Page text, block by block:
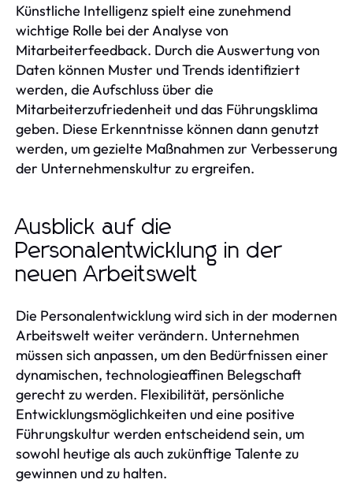
Künstliche Intelligenz spielt eine zunehmend
wichtige Rolle bei der Analyse von
Mitarbeiterfeedback. Durch die Auswertung von
Daten können Muster und Trends identifiziert
werden, die Aufschluss über die
Mitarbeiterzufriedenheit und das Führungsklima
geben. Diese Erkenntnisse können dann genutzt
werden, um gezielte Maßnahmen zur Verbesserung
der Unternehmenskultur zu ergreifen.
Ausblick auf die
Personalentwicklung in der
neuen Arbeitswelt
Die Personalentwicklung wird sich in der modernen
Arbeitswelt weiter verändern. Unternehmen
müssen sich anpassen, um den Bedürfnissen einer
dynamischen, technologieaffinen Belegschaft
gerecht zu werden. Flexibilität, persönliche
Entwicklungsmöglichkeiten und eine positive
Führungskultur werden entscheidend sein, um
sowohl heutige als auch zukünftige Talente zu
gewinnen und zu halten.